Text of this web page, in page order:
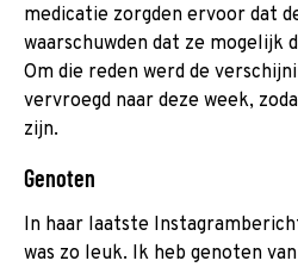
medicatie zorgden ervoor dat
waarschuwden dat ze mogelijk
Om die reden werd de
vervroegd naar deze week,
zijn.
Genoten
In haar laatste
was zo leuk. Ik heb genoten